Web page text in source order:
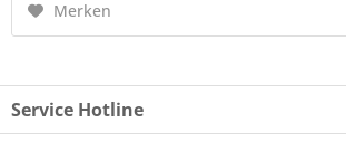
Merken
Service Hotline